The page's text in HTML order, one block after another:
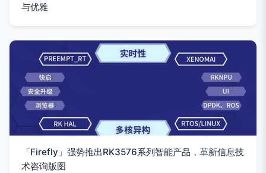
与优雅
「Firefly」强势推出RK3576系列智能产品，革新信息技
术咨询版图